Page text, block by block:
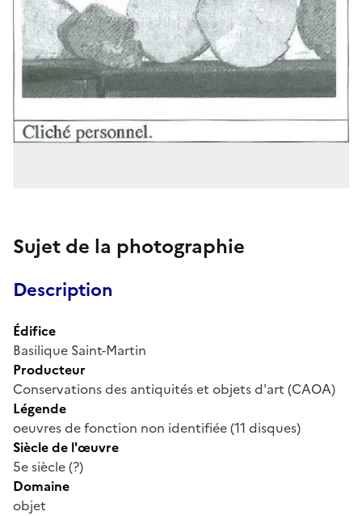
Sujet de la photographie
Description
Édifice
Basilique Saint-Martin
Producteur
Conservations des antiquités et objets d'art (CAOA)
Légende
oeuvres de fonction non identifiée (11 disques)
Siècle de l'œuvre
5e siècle (?)
Domaine
objet